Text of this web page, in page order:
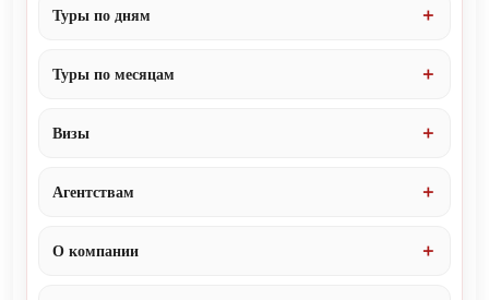
Туры по дням
Туры по месяцам
Визы
Агентствам
О компании